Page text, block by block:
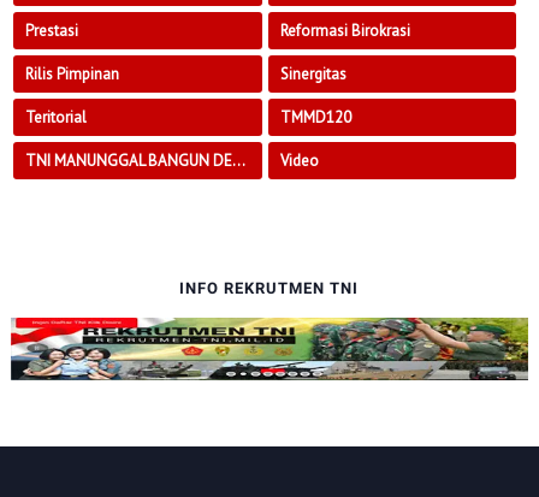
Prestasi Reformasi Birokrasi
Rilis Pimpinan Sinergitas
Teritorial TMMD120
TNI MANUNGGAL BANGUN DESA Video
INFO REKRUTMEN TNI